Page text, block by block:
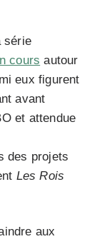
série
cours autour
eux figurent
avant
et attendue
des projets
Les Rois
aux